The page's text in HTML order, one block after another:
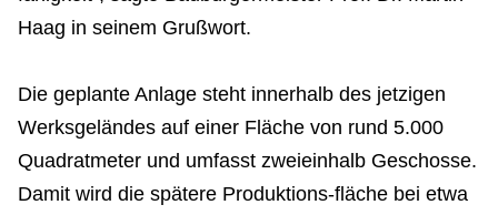
Haag in seinem Grußwort.
Die geplante Anlage steht innerhalb des jetzigen
Werksgeländes auf einer Fläche von rund 5.000
Quadratmeter und umfasst zweieinhalb Geschosse.
Damit wird die spätere Produktions-fläche bei etwa